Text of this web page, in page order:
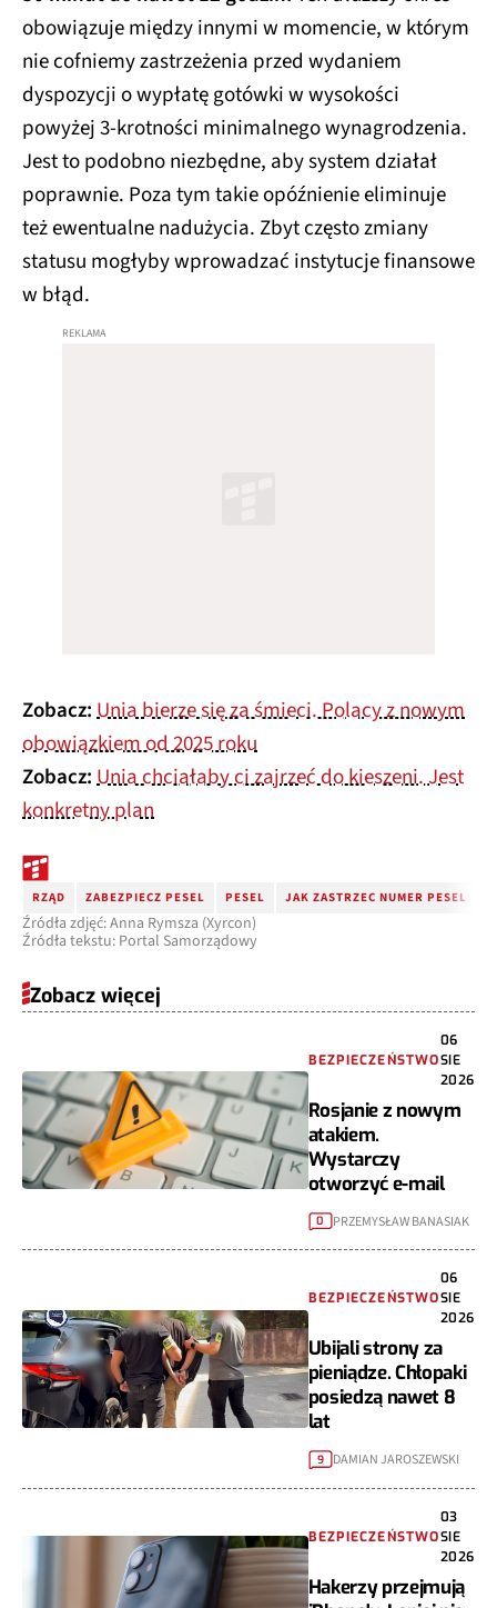
obowiązuje między innymi w momencie, w którym
nie cofniemy zastrzeżenia przed wydaniem
dyspozycji o wypłatę gotówki w wysokości
powyżej 3-krotności minimalnego wynagrodzenia.
Jest to podobno niezbędne, aby system działał
poprawnie. Poza tym takie opóźnienie eliminuje
też ewentualne nadużycia. Zbyt często zmiany
statusu mogłyby wprowadzać instytucje finansowe
w błąd.
Zobacz:Unia bierze się za śmieci. Polacy z nowym
obowiązkiem od 2025 roku
Zobacz:Unia chciałaby ci zajrzeć do kieszeni. Jest
konkretny plan
RZĄD ZABEZPIECZ PESEL PESEL JAK ZASTRZEC NUMER PESEL
Źródła zdjęć: Anna Rymsza (Xyrcon)
Źródła tekstu: Portal Samorządowy
Zobacz więcej
BEZPIECZEŃSTWO
06
SIE
2026
Rosjanie z nowym
atakiem.
Wystarczy
otworzyć e-mail
0 PRZEMYSŁAW BANASIAK
BEZPIECZEŃSTWO
06
SIE
2026
Ubijali strony za
pieniądze. Chłopaki
posiedzą nawet 8
lat
9 DAMIAN JAROSZEWSKI
BEZPIECZEŃSTWO
03
SIE
2026
Hakerzy przejmują